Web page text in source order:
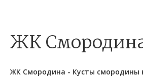
ЖК
ЖК Смородина - Кусты смородины